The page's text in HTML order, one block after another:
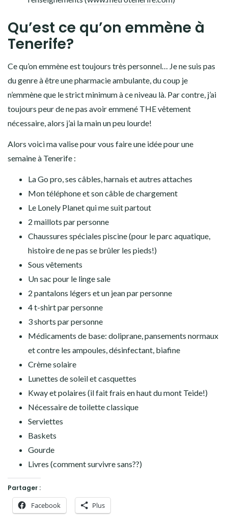
Qu’est ce qu’on emmène à
Tenerife?
Ce qu’on emmène est toujours très personnel… Je ne suis pas
du genre à être une pharmacie ambulante, du coup je
n’emmène que le strict minimum à ce niveau là. Par contre, j’ai
toujours peur de ne pas avoir emmené THE vêtement
nécessaire, alors j’ai la main un peu lourde!
Alors voici ma valise pour vous faire une idée pour une
semaine à Tenerife :
La Go pro, ses câbles, harnais et autres attaches
Mon téléphone et son câble de chargement
Le Lonely Planet qui me suit partout
2 maillots par personne
Chaussures spéciales piscine (pour le parc aquatique,
histoire de ne pas se brûler les pieds!)
Sous vêtements
Un sac pour le linge sale
2 pantalons légers et un jean par personne
4 t-shirt par personne
3 shorts par personne
Médicaments de base: doliprane, pansements normaux
et contre les ampoules, désinfectant, biafine
Crème solaire
Lunettes de soleil et casquettes
Kway et polaires (il fait frais en haut du mont Teide!)
Nécessaire de toilette classique
Serviettes
Baskets
Gourde
Livres (comment survivre sans??)
Partager :
Facebook Plus